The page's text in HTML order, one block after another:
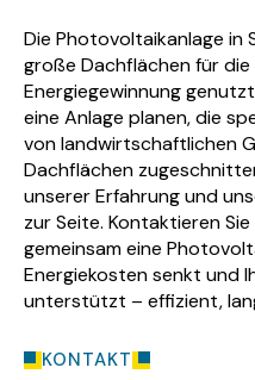
KONTAKT
Die Photovoltaikanlage in
große Dachflächen für
Energiegewinnung
eine Anlage planen, die
von landwirtschaftlichen
Dachflächen
unserer Erfahrung und
zur Seite. Kontaktieren
gemeinsam eine
Energiekosten senkt und
unterstützt – effizient,